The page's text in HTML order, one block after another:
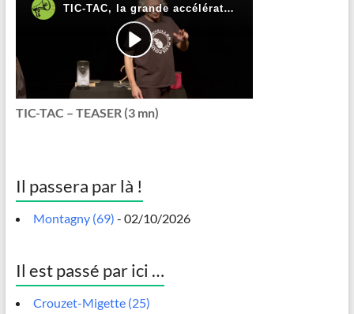
TIC-TAC – TEASER (3 mn)
Il passera par là !
Montagny (69) - 02/10/2026
Il est passé par ici …
Crouzet-Migette (25)